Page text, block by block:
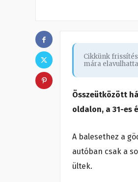
Cikkünk
mára
Összeütközött
oldalon, a 31-es
A balesethez a
autóban csak a
ültek.